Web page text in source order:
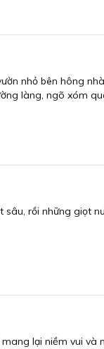
nhỏ bên hông
làng, ngõ xóm
sâu, rồi những giọt
lại niềm vui và